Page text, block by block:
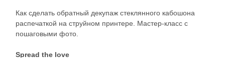
Как сделать обратный декупаж стеклянного кабошона
распечаткой на струйном принтере. Мастер-класс с
пошаговыми фото.
Spread the love